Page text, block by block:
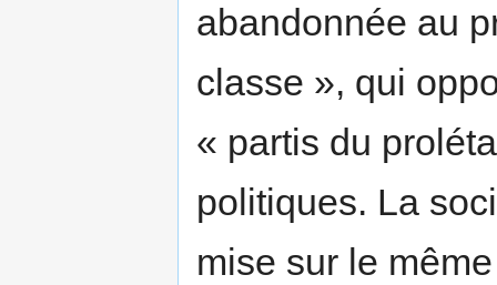
abandonnée au
classe », qui
« partis du
politiques. La
mise sur le